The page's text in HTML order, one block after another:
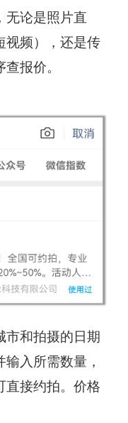
无论是照片直
视频），还是传
报价。
市和拍摄的日期
入所需数量，
直接约拍。价格